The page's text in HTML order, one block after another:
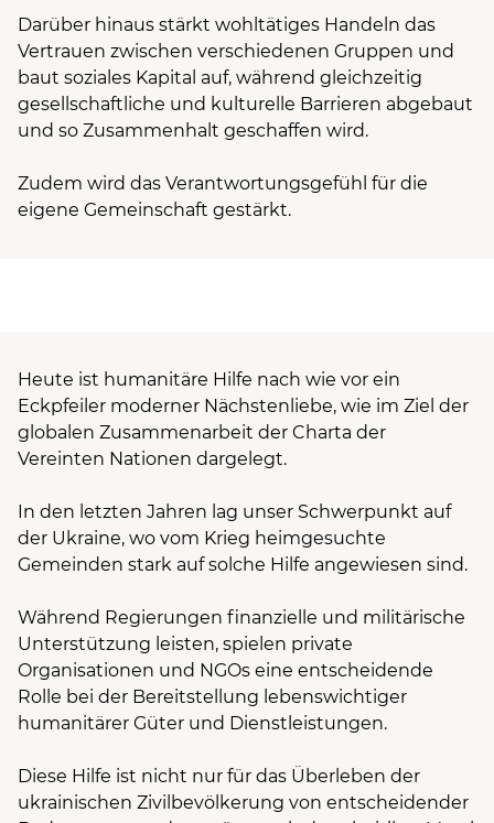
Darüber hinaus stärkt wohltätiges Handeln das
Vertrauen zwischen verschiedenen Gruppen und
baut soziales Kapital auf, während gleichzeitig
gesellschaftliche und kulturelle Barrieren abgebaut
und so Zusammenhalt geschaffen wird.
Zudem wird das Verantwortungsgefühl für die
eigene Gemeinschaft gestärkt.
Heute ist humanitäre Hilfe nach wie vor ein
Eckpfeiler moderner Nächstenliebe, wie im Ziel der
globalen Zusammenarbeit der Charta der
Vereinten Nationen dargelegt.
In den letzten Jahren lag unser Schwerpunkt auf
der Ukraine, wo vom Krieg heimgesuchte
Gemeinden stark auf solche Hilfe angewiesen sind.
Während Regierungen finanzielle und militärische
Unterstützung leisten, spielen private
Organisationen und NGOs eine entscheidende
Rolle bei der Bereitstellung lebenswichtiger
humanitärer Güter und Dienstleistungen.
Diese Hilfe ist nicht nur für das Überleben der
ukrainischen Zivilbevölkerung von entscheidender